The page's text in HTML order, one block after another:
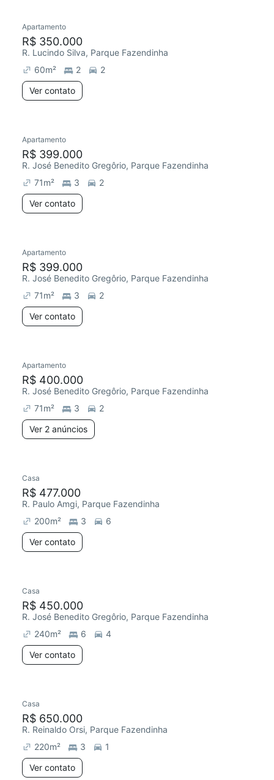
Redecorar
Apartamento
R$ 350.000
R. Lucindo Silva, Parque Fazendinha
60m² 2
2
Ver contato
Redecorar
Apartamento
R$ 399.000
R. José Benedito Gregôrio, Parque Fazendinha
71m² 3
2
Ver contato
Redecorar
Apartamento
R$ 399.000
R. José Benedito Gregôrio, Parque Fazendinha
71m² 3
2
Ver contato
Redecorar
Apartamento
R$ 400.000
R. José Benedito Gregôrio, Parque Fazendinha
71m² 3
2
Ver 2 anúncios
Chegou há 2 dias
Casa
R$ 477.000
R. Paulo Amgi, Parque Fazendinha
200m² 3
6
Ver contato
Chegou este mês
Casa
R$ 450.000
R. José Benedito Gregôrio, Parque Fazendinha
240m² 6
4
Ver contato
Chegou este mês
Casa
R$ 650.000
R. Reinaldo Orsi, Parque Fazendinha
220m² 3
1
Ver contato